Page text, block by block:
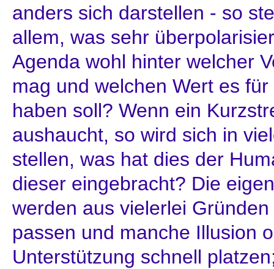
anders sich darstellen - so
allem, was sehr
Agenda wohl hinter welcher
mag und welchen Wert es
haben soll? Wenn ein
aushaucht, so wird sich in
stellen, was hat dies der
dieser eingebracht? Die
werden aus vielerlei
passen und manche Illusion
Unterstützung schnell